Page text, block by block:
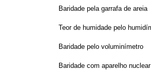
Baridade pela garrafa de areia
Teor de humidade pelo
Baridade pelo voluminímetro
Baridade com aparelho